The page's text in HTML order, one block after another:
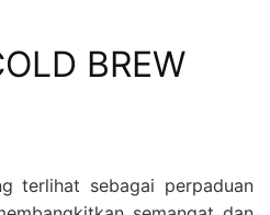
BREW
terlihat sebagai perpaduan